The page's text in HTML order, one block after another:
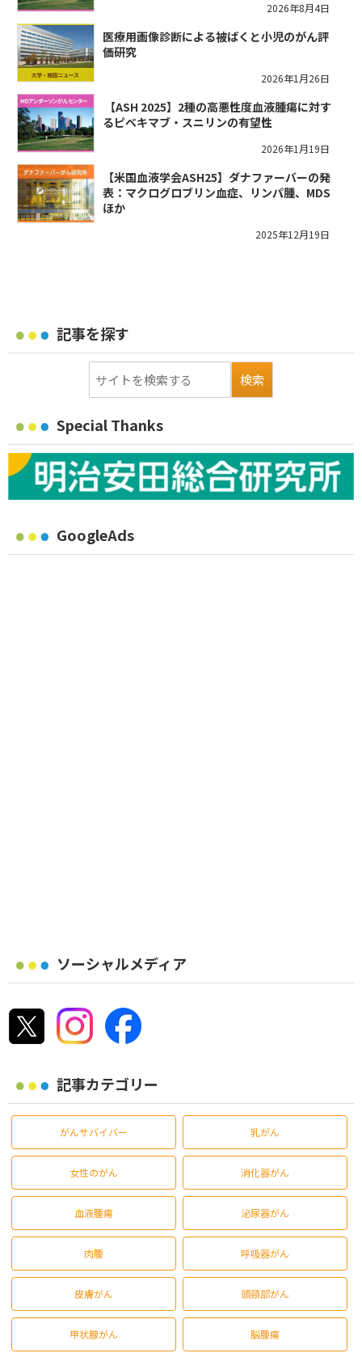
2026年8月4日
医療用画像診断による被ばくと小児のがん評
価研究
2026年1月26日
​【ASH 2025】2種の高悪性度血液腫瘍に対す
るピベキマブ・スニリンの有望性
2026年1月19日
【米国血液学会ASH25】ダナファーバーの発
表：マクログロブリン血症、リンパ腫、MDS
ほか
2025年12月19日
記事を探す
Special Thanks
GoogleAds
ソーシャルメディア
記事カテゴリー
がんサバイバー 乳がん
女性のがん 消化器がん
血液腫瘍 泌尿器がん
肉腫 呼吸器がん
皮膚がん 頭頸部がん
甲状腺がん 脳腫瘍